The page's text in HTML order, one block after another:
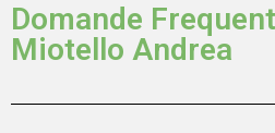
Domande
Miotello Andrea